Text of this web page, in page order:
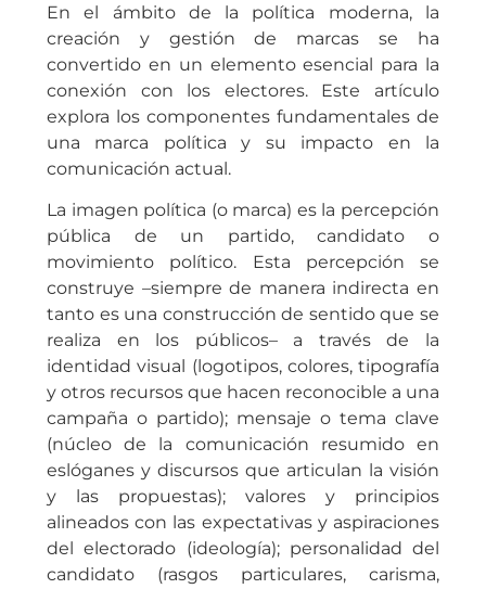
En el ámbito de la política moderna, la
creación y gestión de marcas se ha
convertido en un elemento esencial para la
conexión con los electores. Este artículo
explora los componentes fundamentales de
una marca política y su impacto en la
comunicación actual.
La imagen política (o marca) es la percepción
pública de un partido, candidato o
movimiento político. Esta percepción se
construye –siempre de manera indirecta en
tanto es una construcción de sentido que se
realiza en los públicos– a través de la
identidad visual (logotipos, colores, tipografía
y otros recursos que hacen reconocible a una
campaña o partido); mensaje o tema clave
(núcleo de la comunicación resumido en
eslóganes y discursos que articulan la visión
y las propuestas); valores y principios
alineados con las expectativas y aspiraciones
del electorado (ideología); personalidad del
candidato (rasgos particulares, carisma,